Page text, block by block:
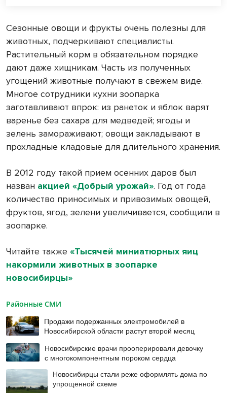
Сезонные овощи и фрукты очень полезны для
животных, подчеркивают специалисты.
Растительный корм в обязательном порядке
дают даже хищникам. Часть из полученных
угощений животные получают в свежем виде.
Многое сотрудники кухни зоопарка
заготавливают впрок: из ранеток и яблок варят
варенье без сахара для медведей; ягоды и
зелень замораживают; овощи закладывают в
прохладные кладовые для длительного хранения.
В 2012 году такой прием осенних даров был
назван акцией «Добрый урожай». Год от года
количество приносимых и привозимых овощей,
фруктов, ягод, зелени увеличивается, сообщили в
зоопарке.
Читайте также «Тысячей миниатюрных яиц
накормили животных в зоопарке
новосибирцы»
Районные СМИ
Продажи подержанных электромобилей в
Новосибирской области растут второй месяц
Новосибирские врачи прооперировали девочку
с многокомпонентным пороком сердца
Новосибирцы стали реже оформлять дома по
упрощенной схеме